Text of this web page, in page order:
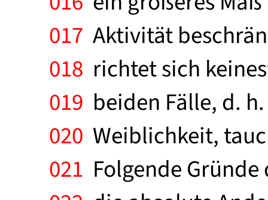
017 Aktivität
018 richtet sich
019 beiden Fälle, d.
020 Weiblichkeit,
021 Folgende